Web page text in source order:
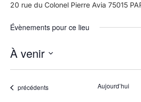
20 rue du Colonel Pierre Avia 75015
Évènements pour ce lieu
À venir
une
Évènements
précédents Aujourd’hui